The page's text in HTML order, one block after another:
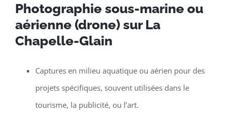
Photographie sous-marine ou
aérienne (drone) sur La
Chapelle-Glain
Captures en milieu aquatique ou aérien pour des
projets spécifiques, souvent utilisées dans le
tourisme, la publicité, ou l’art.